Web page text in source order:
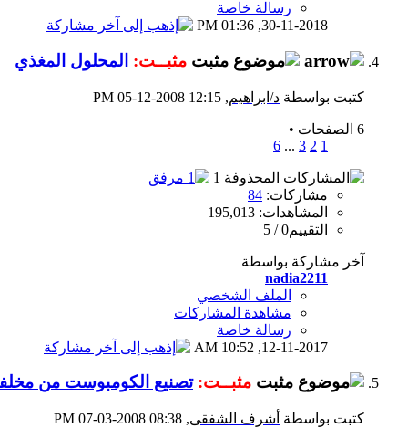
رسالة خاصة
30-11-2018,
01:36 PM
مثبــت: المحلول المغذي
كتبت بواسطة د/ابراهيم‏, 05-12-2008 12:15 PM
6 الصفحات
•
1
2
3
...
6
مشاركات: 84
المشاهدات: 195,013
التقييم0 / 5
آخر مشاركة بواسطة
nadia2211
الملف الشخصي
مشاهدة المشاركات
رسالة خاصة
12-11-2017,
10:52 AM
مثبــت: تصنيع الكومبوست من
كتبت بواسطة أشرف الشفقى‏, 07-03-2008 08:38 PM